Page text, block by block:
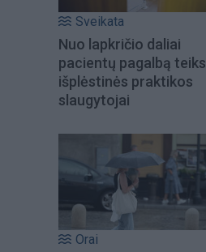
Sveikata
Nuo lapkričio daliai
pacientų pagalbą teiks
išplėstinės praktikos
slaugytojai
Orai